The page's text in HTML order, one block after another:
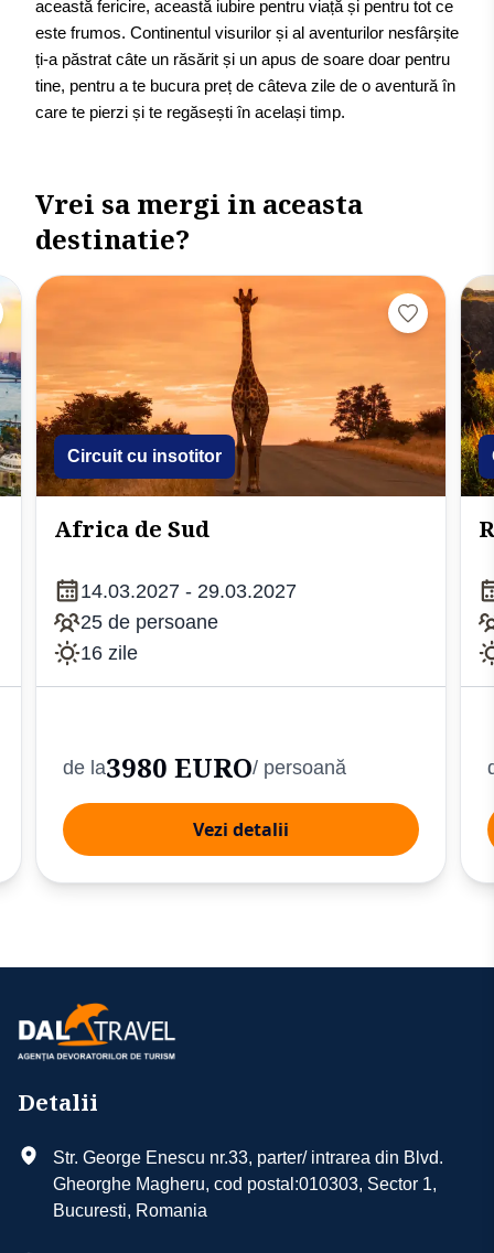
această fericire, această iubire pentru viață și pentru tot ce
este frumos. Continentul visurilor și al aventurilor nesfârșite
ți-a păstrat câte un răsărit și un apus de soare doar pentru
tine, pentru a te bucura preț de câteva zile de o aventură în
care te pierzi și te regăsești în același timp.
Vrei sa mergi in aceasta
destinatie?
Circuit cu insotitor
Africa de Sud
14.03.2027 - 29.03.2027
25 de persoane
16 zile
de la3980 EURO/ persoană
Vezi detalii
Detalii
Str. George Enescu nr.33, parter/ intrarea din Blvd.
Gheorghe Magheru, cod postal:010303, Sector 1,
Bucuresti, Romania